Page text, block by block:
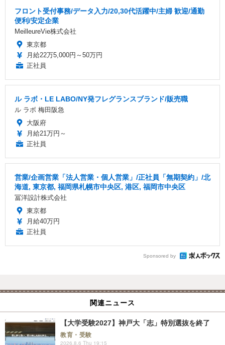
フロント受付事務/データ入力/20,30代活躍中/主婦 歓迎/通勤
便利/安定企業
MeilleureVie株式会社
東京都
月給22万5,000円～50万円
正社員
ル ラボ・LE LABO/NY発フレグランスブランド/販売職
ル ラボ 梅田阪急
大阪府
月給21万円～
正社員
営業/企画営業「法人営業・個人営業」/正社員「無期契約」/北
海道, 東京都, 福岡県札幌市中央区, 港区, 福岡市中央区
冨洋設計株式会社
東京都
月給40万円
正社員
Sponsored by
関連ニュース
【大学受験2027】神戸大「志」特別選抜を終了
教育・受験
2026.8.6 Thu 19:15